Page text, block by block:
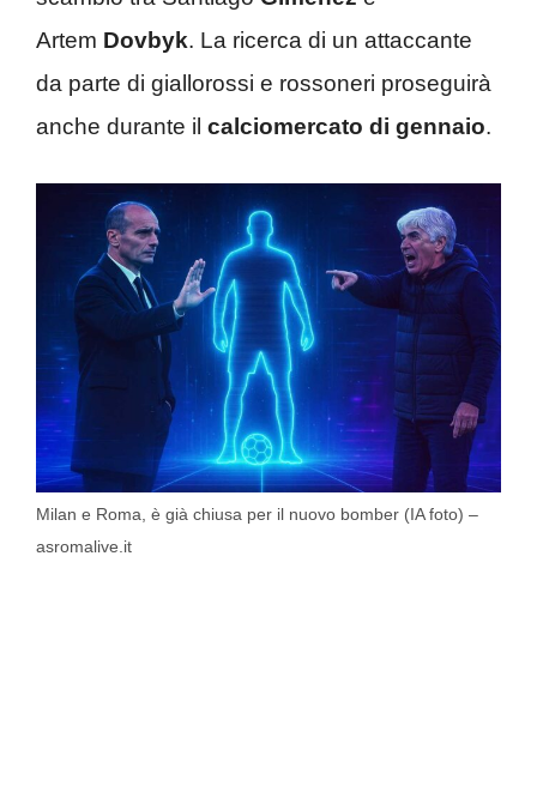
Artem Dovbyk. La ricerca di un attaccante
da parte di giallorossi e rossoneri proseguirà
anche durante il calciomercato di gennaio.
Milan e Roma, è già chiusa per il nuovo bomber (IA foto) –
asromalive.it